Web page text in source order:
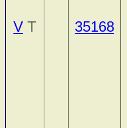
V T 35168